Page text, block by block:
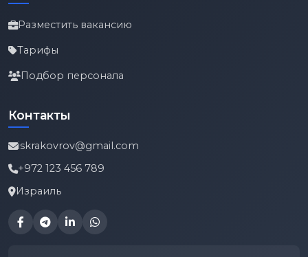
Разместить вакансию
Тарифы
Подбор персонала
Контакты
iskrakovrov@gmail.com
+972 123 456 789
Израиль